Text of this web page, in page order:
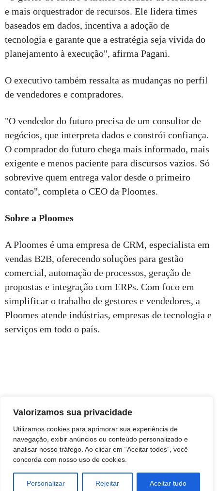
Valorizamos sua privacidade
Utilizamos cookies para aprimorar sua experiência de
navegação, exibir anúncios ou conteúdo personalizado e
analisar nosso tráfego. Ao clicar em “Aceitar todos”, você
concorda com nosso uso de cookies.
Personalizar Rejeitar Aceitar tudo
e mais orquestrador de recursos. Ele lidera times
baseados em dados, incentiva a adoção de
tecnologia e garante que a estratégia seja vivida do
planejamento à execução", afirma Pagani.
O executivo também ressalta as mudanças no perfil
de vendedores e compradores.
"O vendedor do futuro precisa de um consultor de
negócios, que interpreta dados e constrói confiança.
O comprador do futuro chega mais informado, mais
exigente e menos paciente para discursos vazios. Só
sobrevive quem entrega valor desde o primeiro
contato", completa o CEO da Ploomes.
Sobre a Ploomes
A Ploomes é uma empresa de CRM, especialista em
vendas B2B, oferecendo soluções para gestão
comercial, automação de processos, geração de
propostas e integração com ERPs. Com foco em
simplificar o trabalho de gestores e vendedores, a
Ploomes atende indústrias, empresas de tecnologia e
serviços em todo o país.